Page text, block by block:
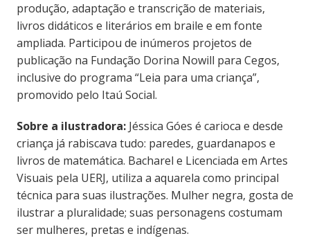
produção, adaptação e transcrição de materiais,
livros didáticos e literários em braile e em fonte
ampliada. Participou de inúmeros projetos de
publicação na Fundação Dorina Nowill para Cegos,
inclusive do programa “Leia para uma criança”,
promovido pelo Itaú Social.
Sobre a ilustradora:Jéssica Góes é carioca e desde
criança já rabiscava tudo: paredes, guardanapos e
livros de matemática. Bacharel e Licenciada em Artes
Visuais pela UERJ, utiliza a aquarela como principal
técnica para suas ilustrações. Mulher negra, gosta de
ilustrar a pluralidade; suas personagens costumam
ser mulheres, pretas e indígenas.